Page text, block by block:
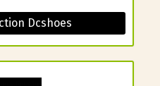
Dcshoes